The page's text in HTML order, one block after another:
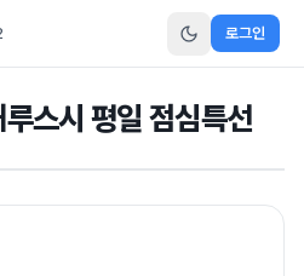
로그인
스시 평일 점심특선